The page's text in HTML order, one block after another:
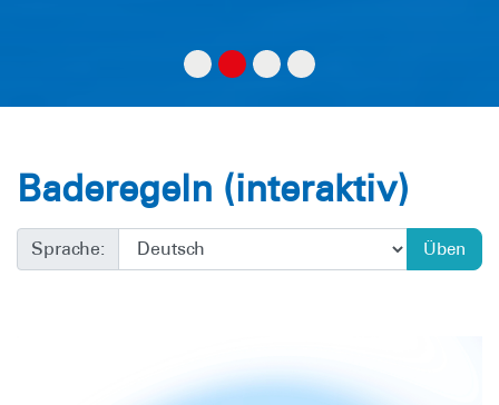
Baderegeln (interaktiv)
Sprache: Üben